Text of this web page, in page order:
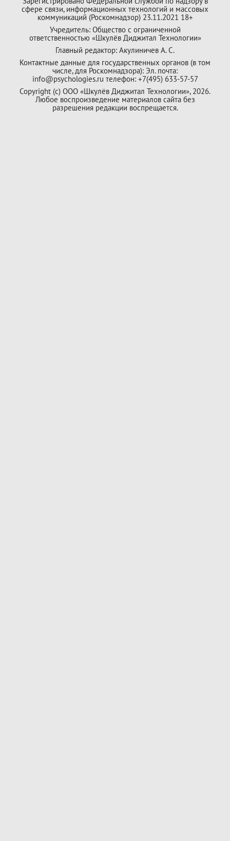
сфере связи, информационных технологий и массовых
коммуникаций (Роскомнадзор) 23.11.2021 18+
Учредитель: Общество с ограниченной
ответственностью «Шкулёв Диджитал Технологии»
Главный редактор: Акулиничев А. С.
Контактные данные для государственных органов (в том
числе, для Роскомнадзора): Эл. почта:
info@psychologies.ru телефон: +7(495) 633-57-57
Copyright (с) ООО «Шкулёв Диджитал Технологии», 2026.
Любое воспроизведение материалов сайта без
разрешения редакции воспрещается.